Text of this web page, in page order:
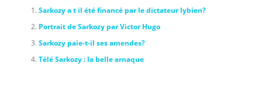
Sarkozy a t il été financé par le dictateur lybien?
Portrait de Sarkozy par Victor Hugo
Sarkozy paie-t-il ses amendes?
Télé Sarkozy : la belle arnaque